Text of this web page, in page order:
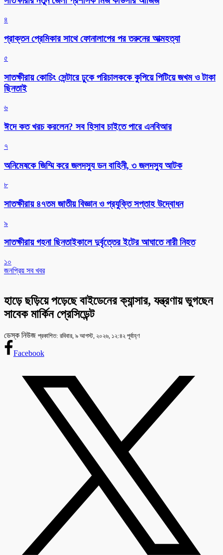
৪
প্রাক্তন প্রেমিকার সাথে ফোনালাপের পর তরুনের আত্মহত্যা
৫
সাতক্ষীরায় কোচিং সেন্টারে ঢুকে পরিচালককে কুপিয়ে পিটিয়ে জখম ও টাকা
ছিনতাই
৬
ঈদে কত খরচ করলেন? সব হিসাব চাইতে পারে এনবিআর
৭
অনিমেষকে জিম্মি করে জলদস্যু ডন বাহিনী, ৩ জলদস্যু আটক
৮
সাতক্ষীরায় ৪৭তম জাতীয় বিজ্ঞান ও প্রযুক্তি সপ্তাহ উদ্বোধন
৯
সাতক্ষীরায় গহনা ছিনতাইকালে দুর্বৃত্তের ইটের আঘাতে নারী নিহত
১০
জনপ্রিয় সব খবর
হাড়ে ছড়িয়ে পড়েছে বাইডেনের ক্যান্সার, যন্ত্রণায় ভুগছেন
সাবেক মার্কিন প্রেসিডেন্ট
ডেস্ক নিউজ প্রকাশিত: রবিবার, ৯ আগস্ট, ২০২৬, ১২:৪২ পূর্বাহ্ণ
Facebook